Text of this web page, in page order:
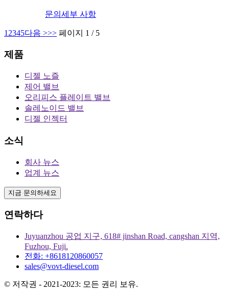
문의 세부 사항
1 2345다음 >>> 페이지 1 / 5
제품
디젤 노즐
제어 밸브
오리피스 플레이트 밸브
솔레노이드 밸브
디젤 인젝터
소식
회사 뉴스
업계 뉴스
지금 문의하세요
연락하다
Juyuanzhou 공업 지구, 618# jinshan Road, cangshan 지역,
Fuzhou, Fuji.
전화: +8618120860057
sales@vovt-diesel.com
© 저작권 - 2021-2023: 모든 권리 보유.